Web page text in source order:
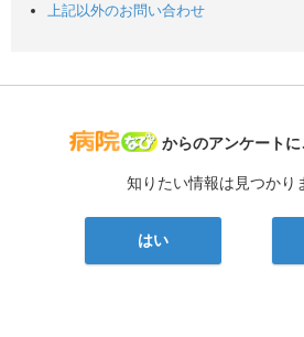
上記以外のお問い合わせ
病院なび
からのアンケートに
知りたい情報は見つかり
はい